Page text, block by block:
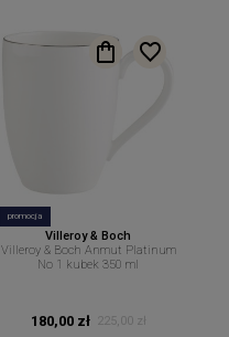
promocja
Villeroy & Boch
Villeroy & Boch Anmut Platinum
No 1 kubek 350 ml
180,00 zł 225,00 zł